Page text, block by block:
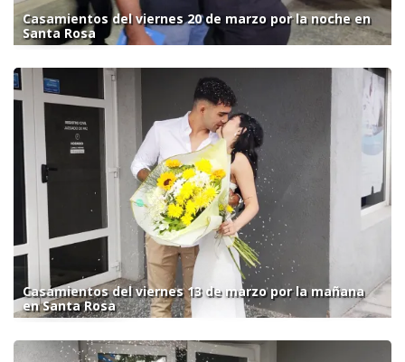
Casamientos del viernes 20 de marzo por la noche en
Santa Rosa
Casamientos del viernes 13 de marzo por la mañana
en Santa Rosa